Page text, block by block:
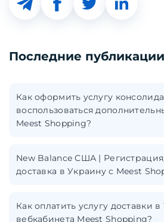
Последние публикации
Как оформить услугу
воспользоваться
Meest Shopping?
New Balance США |
доставка в Украину с Meest
Как оплатить услугу доставки
вебкабинета Meest Shopping?